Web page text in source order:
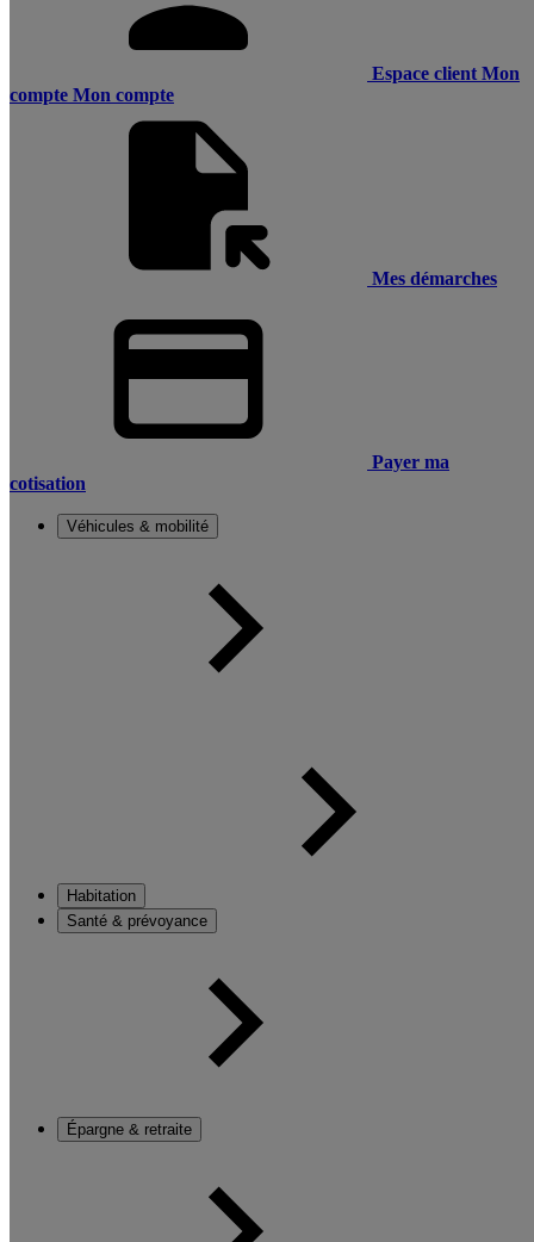
Espace client Mon
compte Mon compte
Mes démarches
Payer ma
cotisation
Véhicules & mobilité
Habitation
Santé & prévoyance
Épargne & retraite